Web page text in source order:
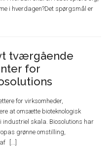
i hverdagen?Det spørgsmål er
tværgående
for
for virksomheder,
at omsætte bioteknologisk
skala. Biosolutions har
grønne omstilling,